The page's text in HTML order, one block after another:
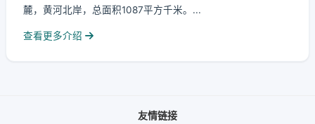
麓，黄河北岸，总面积1087平方千米。...
查看更多介绍
友情链接